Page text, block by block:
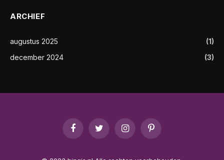
ARCHIEF
augustus 2025
(1)
december 2024
(3)
FacebookTwitter InstagramPinterest